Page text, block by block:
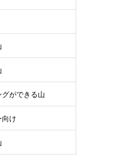
グができる山
向け